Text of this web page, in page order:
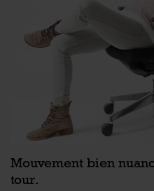
Mouvement bien
tour.